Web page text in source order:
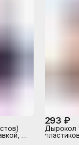
с
293 ₽
Дырокол